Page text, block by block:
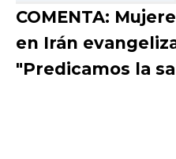
COMENTA:
en Irán
"Predicamos la